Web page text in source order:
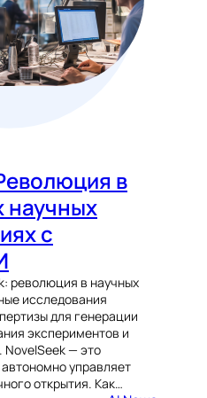
в
научных
с
революция в научных
исследования
для генерации
экспериментов и
NovelSeek — это
управляет
открытия. Как…